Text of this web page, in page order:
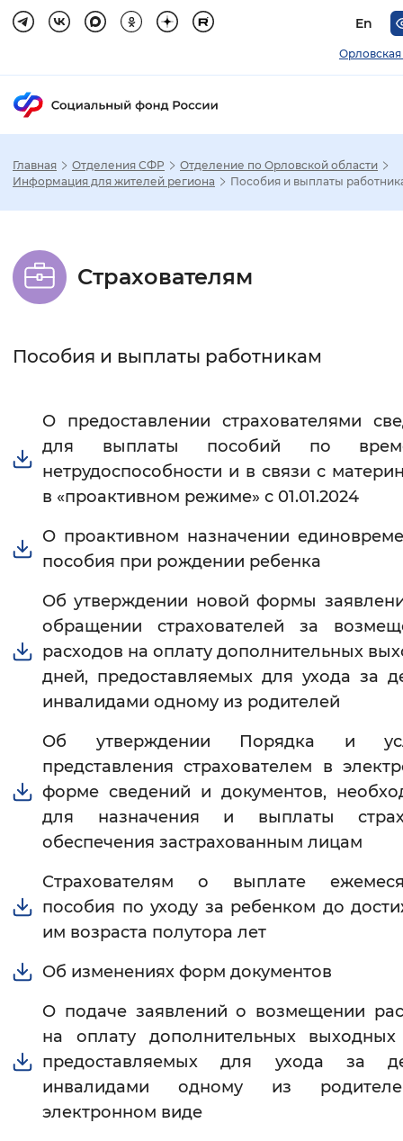
En
Орловская
Размер шрифта
Шрифт
Интервал между буквами
Нормальный Увеличенный
Монохромный Инверсивный
Синий фон
Включены Выключены
Вернуть стандартные настройки
Главная Отделения СФР
Отделение по Орловской области
Информация для жителей региона
Пособия и выплаты
Страхователям
Пособия и выплаты работникам
О предоставлении страхователями
для выплаты пособий по
нетрудоспособности и в связи с
в «проактивном режиме» с 01.01.2024
О проактивном назначении
пособия при рождении ребенка
Об утверждении новой формы
обращении страхователей за
расходов на оплату дополнительных
дней, предоставляемых для ухода за
инвалидами одному из родителей
Об утверждении Порядка и
представления страхователем в
форме сведений и документов,
для назначения и выплаты
обеспечения застрахованным лицам
Страхователям о выплате
пособия по уходу за ребенком до
им возраста полутора лет
Об изменениях форм документов
О подаче заявлений о возмещении
на оплату дополнительных
предоставляемых для ухода за
инвалидами одному из
электронном виде